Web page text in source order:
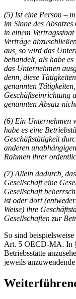
(5) Ist eine Person –
im Sinne des
in einem
Verträge
aus, so wird das
behandelt, als habe
das Unternehmen
denn, diese
genannten
Geschäftseinrichtung
genannten Absatz
(6) Ein Unternehmen
habe es eine
Geschäftstätigkeit
anderen
Rahmen ihrer
(7) Allein dadurch,
Gesellschaft eine
Gesellschaft
ist oder dort
Weise) ihre
Gesellschaften zur
So sind beispielsweise
Art. 5 OECD-MA. In
Betriebsstätte
jeweils